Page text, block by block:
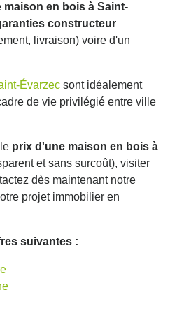
maison en bois à Saint-
constructeur
livraison) voire d'un
Évarzec sont idéalement
de vie privilégié entre ville
prix d'une maison en bois à
et sans surcoût), visiter
dès maintenant notre
projet immobilier en
suivantes :